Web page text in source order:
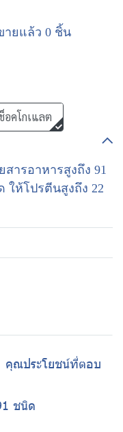
ายแล้ว 0 ชิ้น
อคโกเแลต
สารอาหารสูงถึง 91
ห้โปรตีนสูงถึง 22
คุณประโยชน์ที่ตอบ
ชนิด